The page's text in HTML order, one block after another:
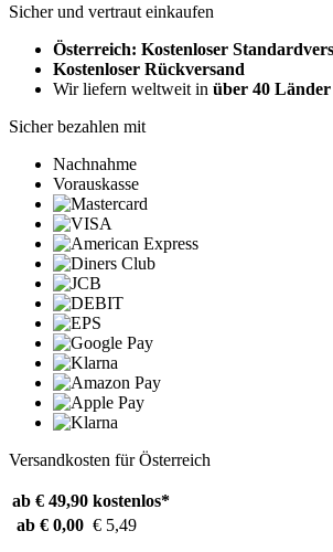
Sicher und vertraut einkaufen
Österreich: Kostenloser
Kostenloser Rückversand
Wir liefern weltweit in über 40 Länder
Sicher bezahlen mit
Nachnahme
Vorauskasse
Versandkosten für Österreich
ab € 49,90 kostenlos*
ab € 0,00 € 5,49